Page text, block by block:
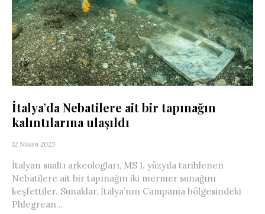
İtalya’da Nebatilere ait bir tapınağın
kalıntılarına ulaşıldı
12 Nisan 2023
İtalyan sualtı arkeologları, MS 1. yüzyıla tarihlenen
Nebatilere ait bir tapınağın iki mermer sunağını
keşfettiler. Sunaklar, İtalya’nın Campania bölgesindeki
Phlegrean...